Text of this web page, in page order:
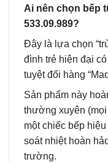
Ai nên chọn bếp
533.09.989?
Đây là lựa chọn
đình trẻ hiện đại
tuyệt đối hàng
Sản phẩm này
thường xuyên
một chiếc bếp hiệu
soát nhiệt hoàn
trường.